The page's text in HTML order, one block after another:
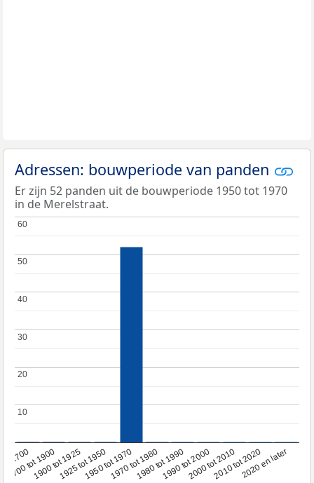
Adressen: bouwperiode van panden
Er zijn 52 panden uit de bouwperiode 1950 tot 1970
in de Merelstraat.
1700
1700 tot 1900
1900 tot 19251925 tot 19501950 tot 19701970 tot 19801980 tot 19901990 tot 20002000 tot 20102010 tot 20202020 en later
10
10
20
20
30
30
40
40
50
50
60
60